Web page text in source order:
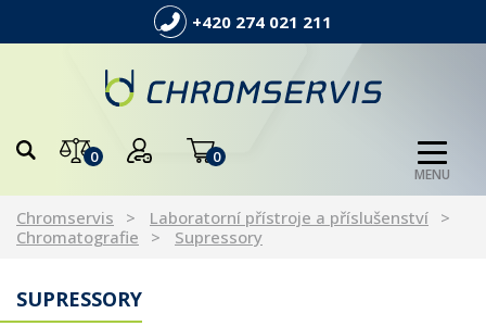
+420 274 021 211
0 0
MENU
Chromservis
Laboratorní přístroje a příslušenství
Chromatografie
Supressory
SUPRESSORY